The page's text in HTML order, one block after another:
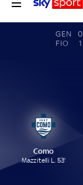
GEN
0
FIO
1
Como
Mazzitelli L. 53'